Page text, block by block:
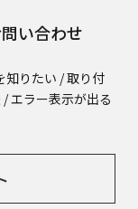
い合わせ
知りたい / 取り付
エラー表示が出る